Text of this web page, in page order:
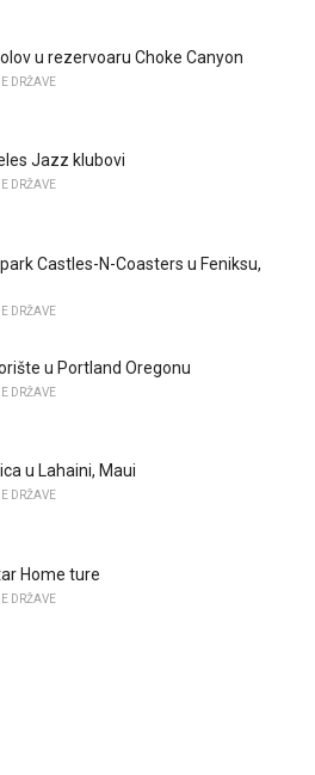
u rezervoaru Choke Canyon
DRŽAVE
Jazz klubovi
DRŽAVE
Castles-N-Coasters u Feniksu,
DRŽAVE
u Portland Oregonu
DRŽAVE
u Lahaini, Maui
DRŽAVE
Home ture
DRŽAVE